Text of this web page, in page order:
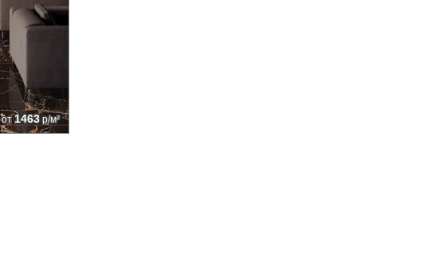
от1463р/м²